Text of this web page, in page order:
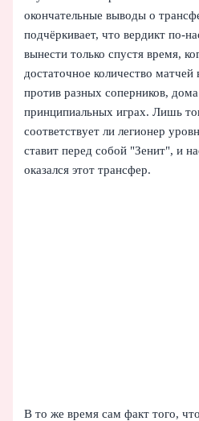
окончательные выводы о
подчёркивает, что вердикт по-
вынести только спустя время,
достаточное количество
против разных соперников,
принципиальных играх. Лишь
соответствует ли легионер
ставит перед собой "Зенит", и
оказался этот трансфер.
В то же время сам факт того,